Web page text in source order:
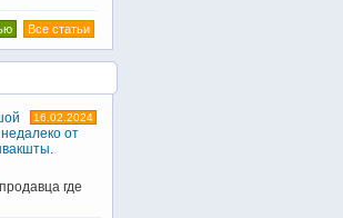
Все статьи
16.02.2024
от
где